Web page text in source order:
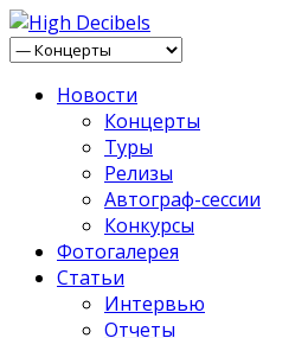
Новости
Концерты
Туры
Релизы
Автограф-сессии
Конкурсы
Фотогалерея
Статьи
Интервью
Отчеты